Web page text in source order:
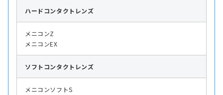
ハード コンタクトレンズ
メニコンZ
メニコンEX
ソフト コンタクトレンズ
メニコンソフトS